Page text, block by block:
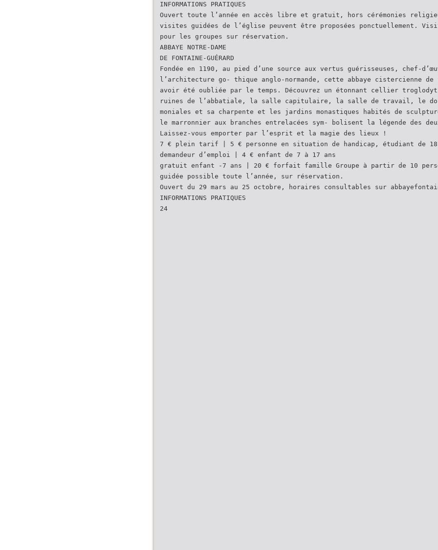
INFORMATIONS PRATIQUES
Ouvert toute l’année en accès libre et gratuit, hors cérémonies
visites guidées de l’église peuvent être proposées ponctuellement.
pour les groupes sur réservation.
ABBAYE NOTRE-DAME
DE FONTAINE-GUÉRARD
Fondée en 1190, au pied d’une source aux vertus guérisseuses, chef-
l’architecture go- thique anglo-normande, cette abbaye cistercienne de
avoir été oubliée par le temps. Découvrez un étonnant cellier
ruines de l’abbatiale, la salle capitulaire, la salle de travail, le
moniales et sa charpente et les jardins monastiques habités de
le marronnier aux branches entrelacées sym- bolisent la légende des
Laissez-vous emporter par l’esprit et la magie des lieux !
7 € plein tarif | 5 € personne en situation de handicap, étudiant de 18
demandeur d’emploi | 4 € enfant de 7 à 17 ans
gratuit enfant -7 ans | 20 € forfait famille Groupe à partir de 10
guidée possible toute l’année, sur réservation.
Ouvert du 29 mars au 25 octobre, horaires consultables sur
INFORMATIONS PRATIQUES
24